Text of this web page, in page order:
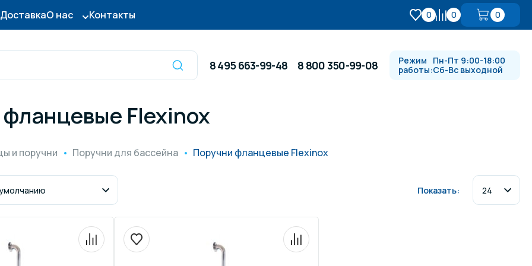
ДоставкаО нас Контакты 0 0 0
для бассейна
Оборудование для
Водопады, водяные пушки и
покрытия Химия для бассейнов
8 495 663-99-48 8 800 350-99-08
Режим
работы:
Пн-Пт 9:00-18:00
Сб-Вс выходной
Flexinox
и поручни Поручни для бассейна Поручни фланцевые Flexinox
Показать: